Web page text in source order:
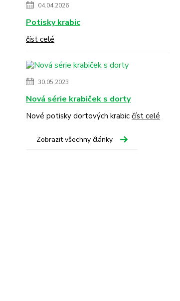
04.04.2026
Potisky krabic
číst celé
30.05.2023
Nová série krabiček s dorty
Nové potisky dortových krabic číst celé
Zobrazit všechny články